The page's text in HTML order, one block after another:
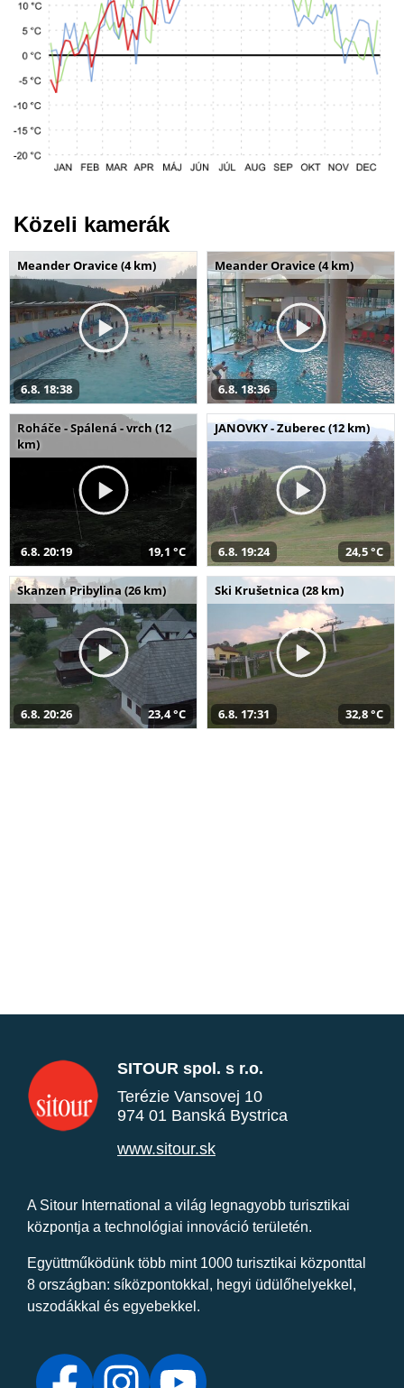
Közeli kamerák
Meander Oravice (4 km)
6.8. 18:38
Meander Oravice (4 km)
6.8. 18:36
Roháče - Spálená - vrch (12
km)
6.8. 20:19 19,1 °C
JANOVKY - Zuberec (12 km)
6.8. 19:24 24,5 °C
Skanzen Pribylina (26 km)
6.8. 20:26 23,4 °C
Ski Krušetnica (28 km)
6.8. 17:31 32,8 °C
SITOUR spol. s r.o.
Terézie Vansovej 10
974 01 Banská Bystrica
www.sitour.sk
A Sitour International a világ legnagyobb turisztikai
központja a technológiai innováció területén.
Együttműködünk több mint 1000 turisztikai központtal
8 országban: síközpontokkal, hegyi üdülőhelyekkel,
uszodákkal és egyebekkel.